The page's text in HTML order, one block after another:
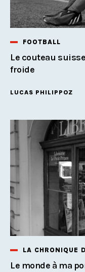
FOOTBALL
Le couteau
froide
LUCAS PHILIPPOZ
LA CHRONIQUE
Le monde à ma